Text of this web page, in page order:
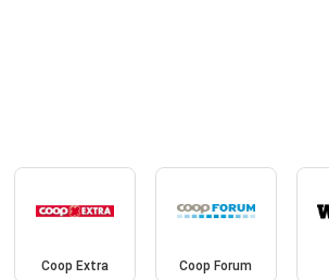
Coop Extra Coop Forum